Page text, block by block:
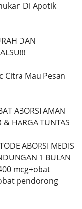
Di Apotik
DAN
Citra Mau Pesan
ABORSI AMAN
& HARGA TUNTAS
ABORSI MEDIS
1 BULAN
mcg+obat
pendorong